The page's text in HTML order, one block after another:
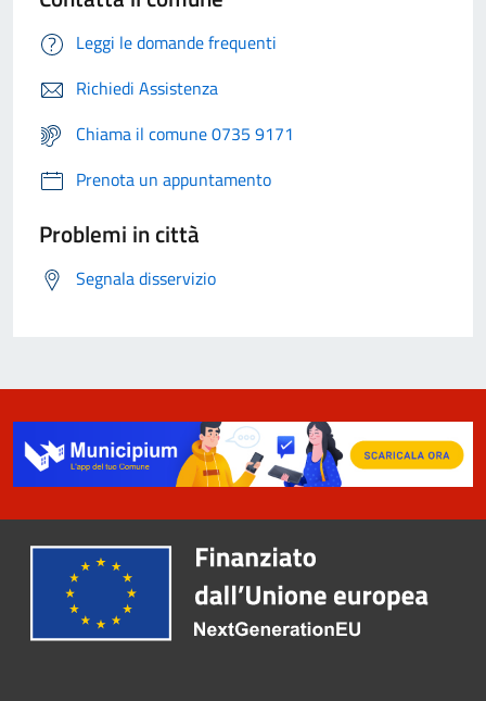
Leggi le domande frequenti
Richiedi Assistenza
Chiama il comune 0735 9171
Prenota un appuntamento
Problemi in città
Segnala disservizio